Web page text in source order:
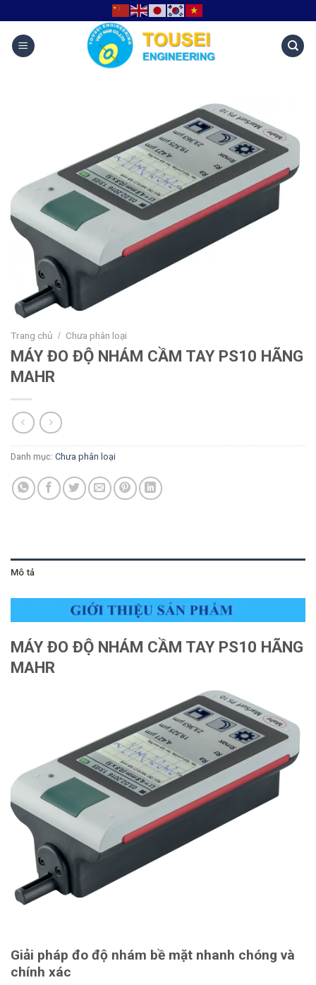
Trang chủ / Chưa phân loại
MÁY ĐO ĐỘ NHÁM CẦM TAY PS10 HÃNG
MAHR
Danh mục: Chưa phân loại
Mô tả
MÁY ĐO ĐỘ NHÁM CẦM TAY PS10 HÃNG
MAHR
Giải pháp đo độ nhám bề mặt nhanh chóng và
chính xác